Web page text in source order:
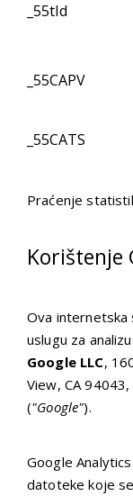
_55tId
_55CAPV
_55CATS
Praćenje
Korištenje
Ova internetska
uslugu za
Google LLC,
View, CA
("Google").
Google
datoteke koje